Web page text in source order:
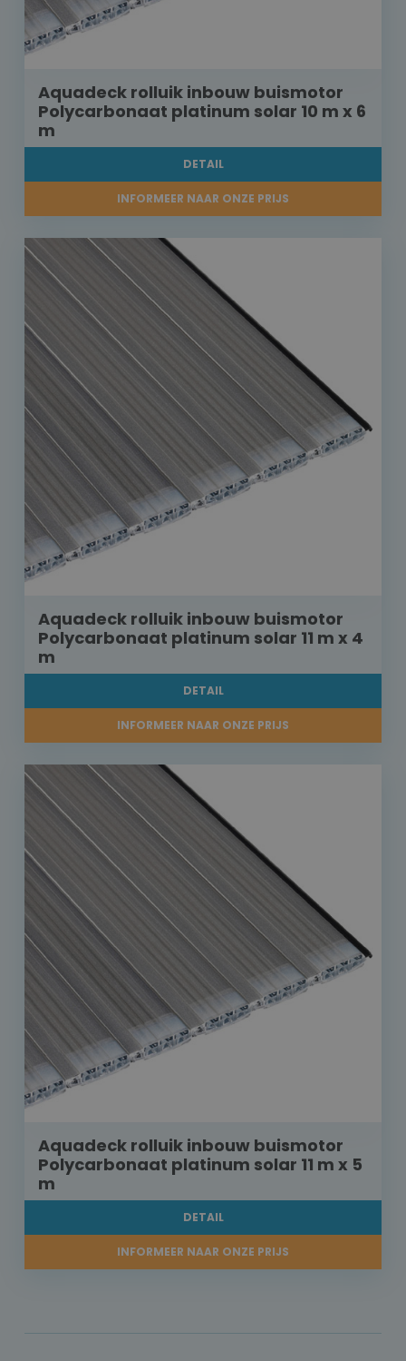
Aquadeck rolluik inbouw buismotor
Polycarbonaat platinum solar 10 m x 6
m
DETAIL
INFORMEER NAAR ONZE PRIJS
Aquadeck rolluik inbouw buismotor
Polycarbonaat platinum solar 11 m x 4
m
DETAIL
INFORMEER NAAR ONZE PRIJS
Aquadeck rolluik inbouw buismotor
Polycarbonaat platinum solar 11 m x 5
m
DETAIL
INFORMEER NAAR ONZE PRIJS